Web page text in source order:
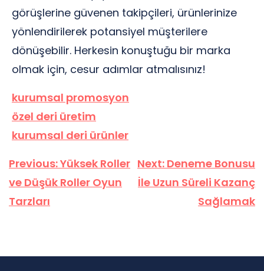
görüşlerine güvenen takipçileri, ürünlerinize
yönlendirilerek potansiyel müşterilere
dönüşebilir. Herkesin konuştuğu bir marka
olmak için, cesur adımlar atmalısınız!
kurumsal promosyon
özel deri üretim
kurumsal deri ürünler
Yazı
gezinmesi
Previous:Yüksek Roller
ve Düşük Roller Oyun
Tarzları
Next: Deneme Bonusu
İle Uzun Süreli Kazanç
Sağlamak